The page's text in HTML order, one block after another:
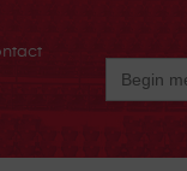
Naar: